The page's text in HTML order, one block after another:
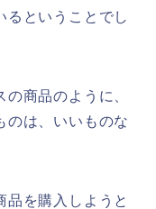
るということでし
商品のように、
のは、いいものな
品を購入しようと